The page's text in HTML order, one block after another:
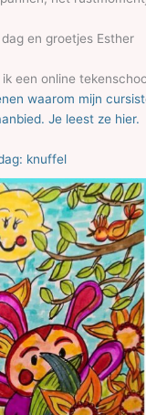
en groetjes Esther
een online
waarom mijn
Je leest ze hier.
knuffel